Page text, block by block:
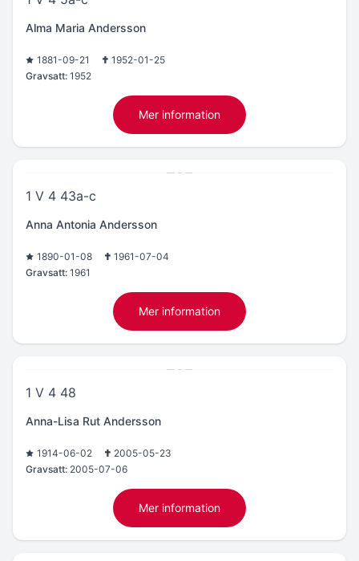
Alma Maria Andersson
1881-09-21
1952-01-25
Gravsatt: 1952
Mer information
1 V 4 43a-c
Anna Antonia Andersson
1890-01-08
1961-07-04
Gravsatt: 1961
Mer information
1 V 4 48
Anna-Lisa Rut Andersson
1914-06-02
2005-05-23
Gravsatt: 2005-07-06
Mer information